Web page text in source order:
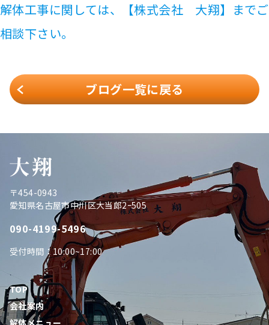
解体工事に関しては、【株式会社 大翔】までご
相談下さい。
ブログ一覧に戻る
〒454-0943
愛知県名古屋市中川区大当郎2ｰ505
090-4199-5496
受付時間：10:00~17:00
TOP
会社案内
解体メニュー